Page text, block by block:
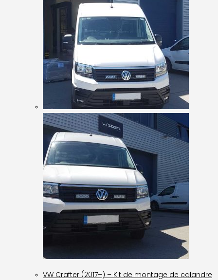
VW Crafter (2017+) – Kit de montage de calandre